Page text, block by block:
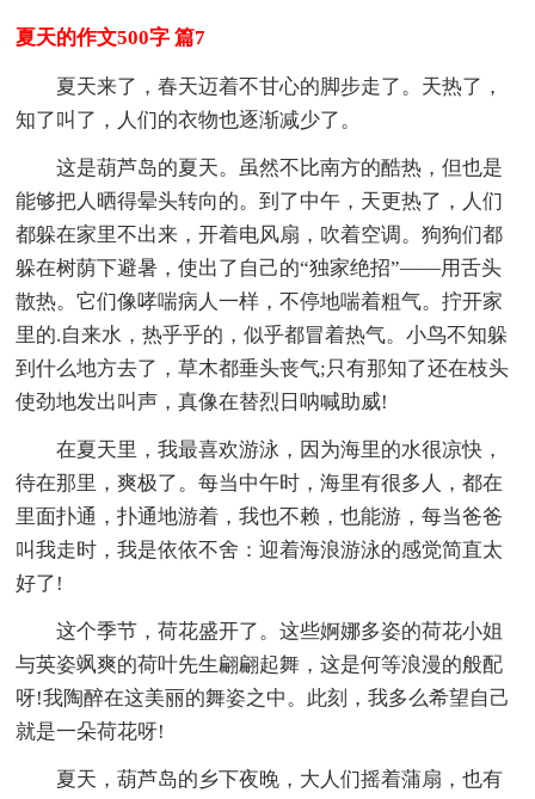
夏天的作文500字 篇7
夏天来了，春天迈着不甘心的脚步走了。天热了，
知了叫了，人们的衣物也逐渐减少了。
这是葫芦岛的夏天。虽然不比南方的酷热，但也是
能够把人晒得晕头转向的。到了中午，天更热了，人们
都躲在家里不出来，开着电风扇，吹着空调。狗狗们都
躲在树荫下避暑，使出了自己的“独家绝招”——用舌头
散热。它们像哮喘病人一样，不停地喘着粗气。拧开家
里的.自来水，热乎乎的，似乎都冒着热气。小鸟不知躲
到什么地方去了，草木都垂头丧气;只有那知了还在枝头
使劲地发出叫声，真像在替烈日呐喊助威!
在夏天里，我最喜欢游泳，因为海里的水很凉快，
待在那里，爽极了。每当中午时，海里有很多人，都在
里面扑通，扑通地游着，我也不赖，也能游，每当爸爸
叫我走时，我是依依不舍：迎着海浪游泳的感觉简直太
好了!
这个季节，荷花盛开了。这些婀娜多姿的荷花小姐
与英姿飒爽的荷叶先生翩翩起舞，这是何等浪漫的般配
呀!我陶醉在这美丽的舞姿之中。此刻，我多么希望自己
就是一朵荷花呀!
夏天，葫芦岛的乡下夜晚，大人们摇着蒲扇，也有